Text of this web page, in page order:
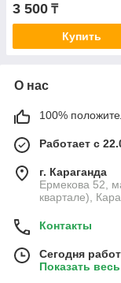
3 500 ₸
Купить
О нас
100%
Работает с
г. Караганда
Ермекова 52,
квартале),
Контакты
Сегодня
Показать